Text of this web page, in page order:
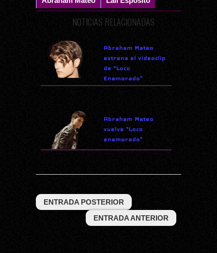
NOTICIAS RELACIONADAS
Abraham Mateo
estrena el videoclip
de “Loco
Enamorado”
Abraham Mateo
vuelve “Loco
enamorado”
ENTRADA POSTERIOR
ENTRADA ANTERIOR